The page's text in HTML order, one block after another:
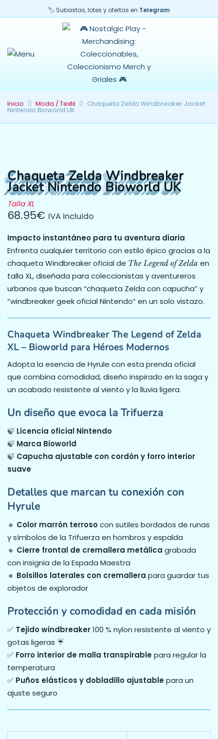
🏷️ Subastas, lotes y ofertas en Telegram
Inicio Moda / Textil Chaqueta Zelda Windbreaker Jacket
Nintendo Bioworld UK
Chaqueta Zelda Windbreaker
Jacket Nintendo Bioworld UK
Talla XL
68.95€ IVA incluido
Impacto instantáneo para tu aventura diaria
Enfrenta cualquier territorio con estilo épico gracias a la
chaqueta Windbreaker oficial de The Legend of Zelda en
talla XL, diseñada para coleccionistas y aventureros
urbanos que buscan “chaqueta Zelda con capucha” y
“windbreaker geek oficial Nintendo” en un solo vistazo.
Chaqueta Windbreaker The Legend of Zelda
XL – Bioworld para Héroes Modernos
Adopta la esencia de Hyrule con esta prenda oficial
que combina comodidad, diseño inspirado en la saga y
un acabado resistente al viento y la lluvia ligera.
Un diseño que evoca la Trifuerza
🍃 Licencia oficial Nintendo
🍃 Marca Bioworld
🍃 Capucha ajustable con cordón y forro interior
suave
Detalles que marcan tu conexión con
Hyrule
🔹 Color marrón terrosocon sutiles bordados de runas
y símbolos de la Trifuerza en hombros y espalda
🔹 Cierre frontal de cremallera metálica grabada
con insignia de la Espada Maestra
🔹 Bolsillos laterales con cremallera para guardar tus
objetos de explorador
Protección y comodidad en cada misión
✅ Tejido windbreaker100 % nylon resistente al viento y
gotas ligeras ☔
✅ Forro interior de malla transpirable para regular la
temperatura
✅ Puños elásticos y dobladillo ajustable para un
ajuste seguro